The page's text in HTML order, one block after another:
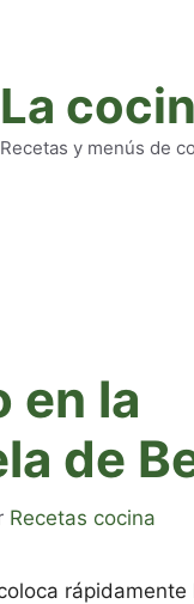
La
Recetas y menús de
en la
de
Recetas cocina
rápidamente